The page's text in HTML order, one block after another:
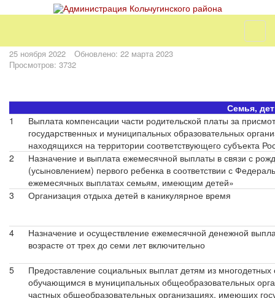
25 ноября 2022
Обновлено: 22 марта 2023
Просмотров: 3732
Семья,
1
Выплата компенсации части родительской платы за
государственных и муниципальных образовательных
находящихся на территории соответствующего субъекта
2
Назначение и выплата ежемесячной выплаты в связи с
(усыновлением) первого ребенка в соответствии с
ежемесячных выплатах семьям, имеющим детей»
3
Организация отдыха детей в каникулярное время
4
Назначение и осуществление ежемесячной денежной
возрасте от трех до семи лет включительно
5
Предоставление социальных выплат детям из
обучающимся в муниципальных общеобразовательных
частных общеобразовательных организациях, имеющих